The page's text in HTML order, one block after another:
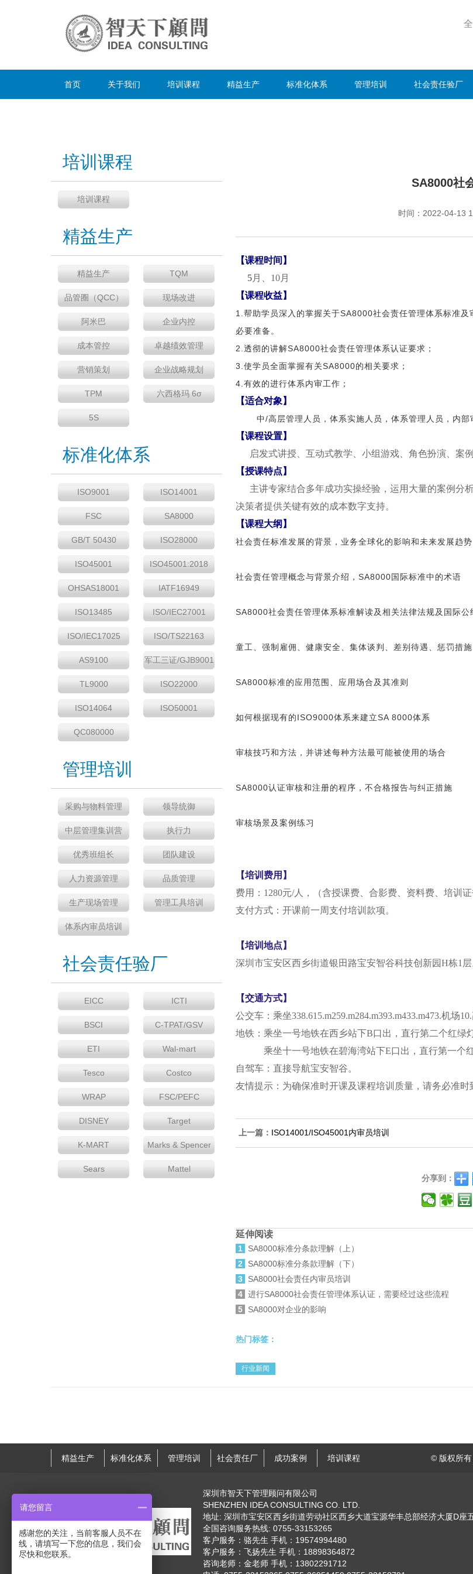
首页 关于我们 培训课程 精益生产 标准化体系 管理培训 社会责任验厂
SA8000社
时间：2022-04-13
【课程时间】
5月、10月
【课程收益】
1.帮助学员深入的掌握关于SA8000社会责任管理体系标准
必要准备。
2.透彻的讲解SA8000社会责任管理体系认证要求；
3.使学员全面掌握有关SA8000的相关要求；
4.有效的进行体系内审工作；
【适合对象】
中/高层管理人员，体系实施人员，体系管理人员，内部
【课程设置】
启发式讲授、互动式教学、小组游戏、角色扮演、案
【授课特点】
主讲专家结合多年成功实操经验，运用大量的案例分
决策者提供关键有效的成本数字支持。
【课程大纲】
社会责任标准发展的背景，业务全球化的影响和未来发展趋势
社会责任管理概念与背景介绍，SA8000国际标准中的术语
SA8000社会责任管理体系标准解读及相关法律法规及国际公
童工、强制雇佣、健康安全、集体谈判、差别待遇、惩罚措
SA8000标准的应用范围、应用场合及其准则
如何根据现有的ISO9000体系来建立SA 8000体系
审核技巧和方法，并讲述每种方法最可能被使用的场合
SA8000认证审核和注册的程序，不合格报告与纠正措施
审核场景及案例练习
【培训费用】
费用： 1280元/人，
（含授课费、合影费、资料费、培训证
支付方式：开课前一周支付培训款项。
【培训地点】
深圳市宝安区西乡街道银田路宝安智谷科技创新园H栋1层
【交通方式】
公交车：乘坐338.615.m259.m284.m393.m433.m473.机场
地铁：乘坐一号地铁在西乡站下B口出，直行第二个红绿
乘坐十一号地铁在碧海湾站下E口出，直行第一个
自驾车：直接导航宝安智谷。
友情提示：为确保准时开课及课程培训质量，请务必准时
上一篇： ISO14001/ISO45001内审员培训
分享到：
延伸阅读
1
SA8000标准分条款理解（上）
2
SA8000标准分条款理解（下）
3
SA8000社会责任内审员培训
4 进行SA8000社会责任管理体系认证，需要经过这些流程
5
SA8000对企业的影响
热门标签：
行业新闻
培训课程
培训课程
精益生产
精益生产 TQM
品管圈（QCC） 现场改进
阿米巴 企业内控
成本管控 卓越绩效管理
营销策划 企业战略规划
TPM 六西格玛 6σ
5S
标准化体系
ISO9001 ISO14001
FSC SA8000
GB/T 50430 ISO28000
ISO45001 ISO45001:2018
OHSAS18001 IATF16949
ISO13485 ISO/IEC27001
ISO/IEC17025 ISO/TS22163
AS9100 军工三证/GJB9001
TL9000 ISO22000
ISO14064 ISO50001
QC080000
管理培训
采购与物料管理 领导统御
中层管理集训营 执行力
优秀班组长 团队建设
人力资源管理 品质管理
生产现场管理 管理工具培训
体系内审员培训
社会责任验厂
EICC ICTI
BSCI C-TPAT/GSV
ETI Wal-mart
Tesco Costco
WRAP FSC/PEFC
DISNEY Target
K-MART Marks & Spencer
Sears Mattel
精益生产 标准化体系 管理培训 社会责任厂 成功案例 培训课程 © 版权所有
深圳市智天下管理顾问有限公司
SHENZHEN IDEA CONSULTING CO. LTD.
地址: 深圳市宝安区西乡街道劳动社区西乡大道宝源华丰总部经济大厦D座
全国咨询服务热线: 0755-33153265
客户服务：骆先生 手机：19574994480
客户服务：飞扬先生 手机：18898364872
咨询老师：金老师 手机：13802291712
请您留言
感谢您的关注，当前客服人员不在
线，请填写一下您的信息，我们会
尽快和您联系。